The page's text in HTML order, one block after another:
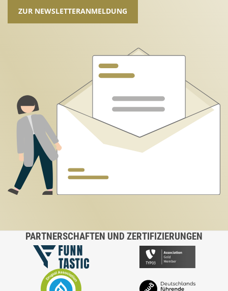
ZUR NEWSLETTERANMELDUNG
PARTNERSCHAFTEN UND ZERTIFIZIERUNGEN